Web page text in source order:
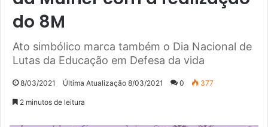
do 8M
Ato simbólico marca também o Dia Nacional de
Lutas da Educação em Defesa da vida
8/03/2021 Última Atualização 8/03/2021 0 377
2 minutos de leitura